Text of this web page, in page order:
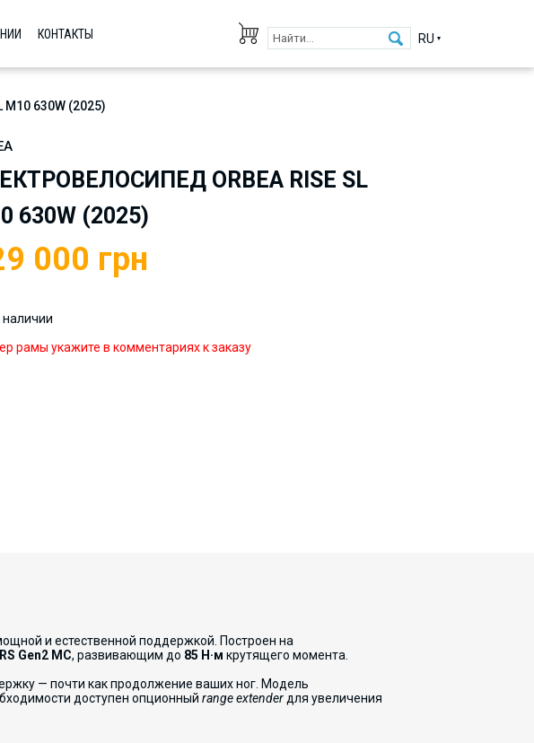
КОНТАКТЫ RU
630W (2025)
ORBEA RISE SL
630W (2025)
000 грн
наличии
рамы укажите в комментариях к заказу
и естественной поддержкой. Построен на
Gen2 MC, развивающим до 85 Н·м крутящего момента.
— почти как продолжение ваших ног. Модель
доступен опционный range extender для увеличения